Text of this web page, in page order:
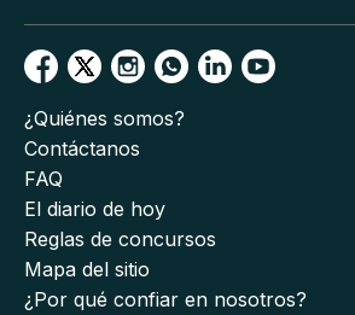
¿Quiénes somos?
Contáctanos
FAQ
El diario de hoy
Reglas de concursos
Mapa del sitio
¿Por qué confiar en nosotros?